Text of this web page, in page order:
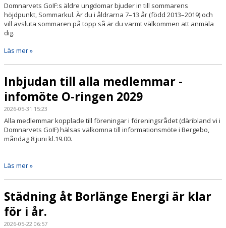
Domnarvets GoIF:s äldre ungdomar bjuder in till sommarens
höjdpunkt, Sommarkul. Är du i åldrarna 7–13 år (född 2013–2019) och
vill avsluta sommaren på topp så är du varmt välkommen att anmäla
dig.
Läs mer »
Inbjudan till alla medlemmar -
infomöte O-ringen 2029
2026-05-31 15:23
Alla medlemmar kopplade till föreningar i föreningsrådet (däribland vi i
Domnarvets GoIF) hälsas välkomna till informationsmöte i Bergebo,
måndag 8 juni kl.19.00.
Läs mer »
Städning åt Borlänge Energi är klar
för i år.
2026-05-22 06:57